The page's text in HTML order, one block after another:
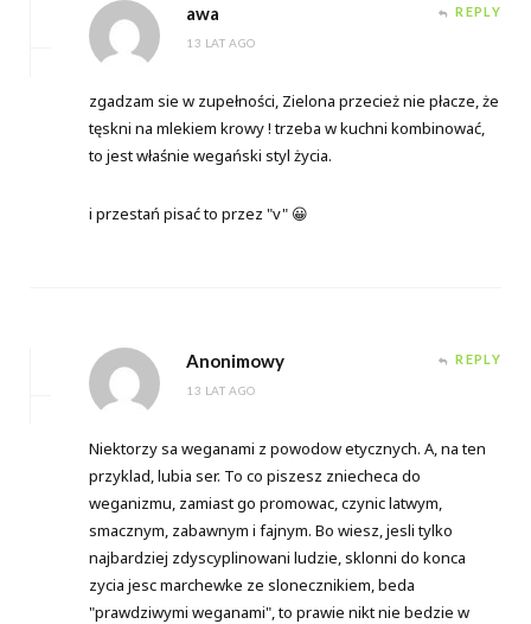
awa
13 LAT AGO
REPLY
zgadzam sie w zupełności, Zielona przecież nie płacze, że
tęskni na mlekiem krowy ! trzeba w kuchni kombinować,
to jest właśnie wegański styl życia.
i przestań pisać to przez "v" 😀
Anonimowy
13 LAT AGO
REPLY
Niektorzy sa weganami z powodow etycznych. A, na ten
przyklad, lubia ser. To co piszesz zniecheca do
weganizmu, zamiast go promowac, czynic latwym,
smacznym, zabawnym i fajnym. Bo wiesz, jesli tylko
najbardziej zdyscyplinowani ludzie, sklonni do konca
zycia jesc marchewke ze slonecznikiem, beda
"prawdziwymi weganami", to prawie nikt nie bedzie w